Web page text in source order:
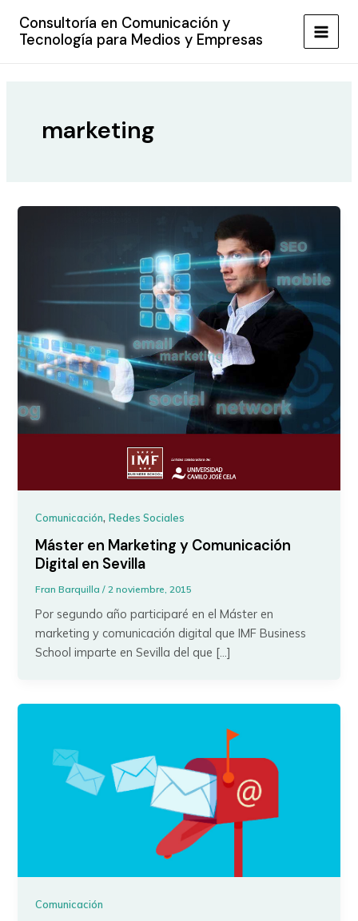
contenido
Consultoría en Comunicación y
Tecnología para Medios y Empresas
MAIN
marketing
Comunicación,Redes Sociales
Máster en Marketing y Comunicación
Digital en Sevilla
Fran Barquilla/2 noviembre, 2015
Por segundo año participaré en el Máster en
marketing y comunicación digital que IMF Business
School imparte en Sevilla del que […]
Comunicación